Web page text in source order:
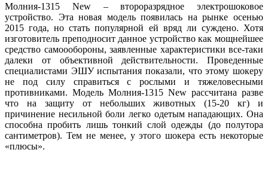
Молния-1315 New – второразрядное электрошоковое
устройство. Эта новая модель появилась на рынке осенью
2015 года, но стать популярной ей вряд ли суждено. Хотя
изготовитель преподносит данное устройство как мощнейшее
средство самоообороны, заявленные характеристики все-таки
далеки от объективной действительности. Проведенные
специалистами ЭШУ испытания показали, что этому шокеру
не под силу справиться с рослыми и тяжеловесными
противниками. Модель Молния-1315 New рассчитана разве
что на защиту от небольших животных (15-20 кг) и
причинение несильной боли легко одетым нападающих. Она
способна пробить лишь тонкий слой одежды (до полутора
сантиметров). Тем не менее, у этого шокера есть некоторые
«плюсы».